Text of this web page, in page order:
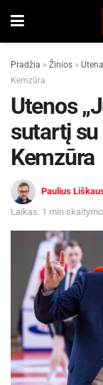
Pradžia » Žinios » Utena
Kemzūra
Utenos
sutartį su
Kemzūra
Paulius
Laikas: 1 min skaitymo